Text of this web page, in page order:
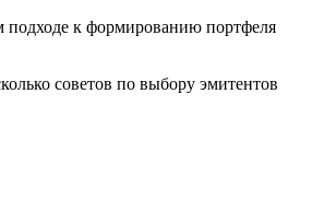
подходе к формированию портфеля
советов по выбору эмитентов